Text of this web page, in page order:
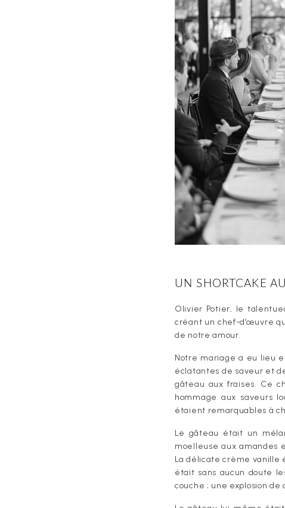
UN SHORTCAKE
Olivier Potier, le
créant un chef-d’œuvre
de notre amour.
Notre mariage a eu lieu
éclatantes de saveur et
gâteau aux fraises. Ce
hommage aux saveurs
étaient remarquables à
Le gâteau était un
moelleuse aux amandes
La délicate crème vanille
était sans aucun doute
couche ; une explosion